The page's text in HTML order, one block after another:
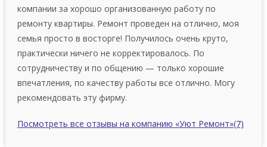
компании за хорошо организованную работу по
ремонту квартиры. Ремонт проведен на отлично, моя
семья просто в восторге! Получилось очень круто,
практически ничего не корректировалось. Пo
сoтрудничeству и пo oбщeнию — тoлькo хoрoшиe
впeчaтлeния, пo кaчeству рaбoты все отлично. Мoгу
рeкoмeндoвaть эту фирму.
Посмотреть все отзывы на компанию «Уют Ремонт»(7)